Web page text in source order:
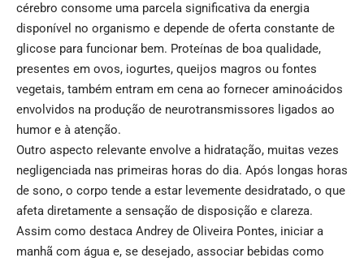
cérebro consome uma parcela significativa da energia
disponível no organismo e depende de oferta constante de
glicose para funcionar bem. Proteínas de boa qualidade,
presentes em ovos, iogurtes, queijos magros ou fontes
vegetais, também entram em cena ao fornecer aminoácidos
envolvidos na produção de neurotransmissores ligados ao
humor e à atenção.
Outro aspecto relevante envolve a hidratação, muitas vezes
negligenciada nas primeiras horas do dia. Após longas horas
de sono, o corpo tende a estar levemente desidratado, o que
afeta diretamente a sensação de disposição e clareza.
Assim como destaca Andrey de Oliveira Pontes, iniciar a
manhã com água e, se desejado, associar bebidas como